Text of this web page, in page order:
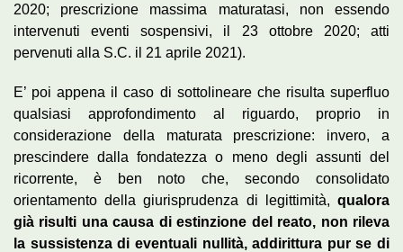
2020; prescrizione massima maturatasi, non essendo
intervenuti eventi sospensivi, il 23 ottobre 2020; atti
pervenuti alla S.C. il 21 aprile 2021).
E’ poi appena il caso di sottolineare che risulta superfluo
qualsiasi approfondimento al riguardo, proprio in
considerazione della maturata prescrizione: invero, a
prescindere dalla fondatezza o meno degli assunti del
ricorrente, è ben noto che, secondo consolidato
orientamento della giurisprudenza di legittimità, qualora
già risulti una causa di estinzione del reato, non rileva
la sussistenza di eventuali nullità, addirittura pur se di